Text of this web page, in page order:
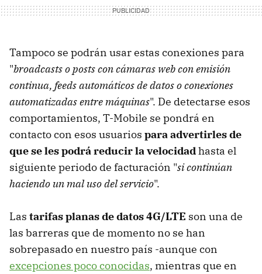
Tampoco se podrán usar estas conexiones para
"broadcasts o posts con cámaras web con emisión
continua, feeds automáticos de datos o conexiones
automatizadas entre máquinas". De detectarse esos
comportamientos, T-Mobile se pondrá en
contacto con esos usuarios para advertirles de
que se les podrá reducir la velocidadhasta el
siguiente periodo de facturación "si continúan
haciendo un mal uso del servicio".
Las tarifas planas de datos 4G/LTE son una de
las barreras que de momento no se han
sobrepasado en nuestro país -aunque con
excepciones poco conocidas, mientras que en